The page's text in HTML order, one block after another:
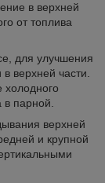
в верхней
от топлива
для улучшения
верхней части.
в парной.
верхней
и крупной